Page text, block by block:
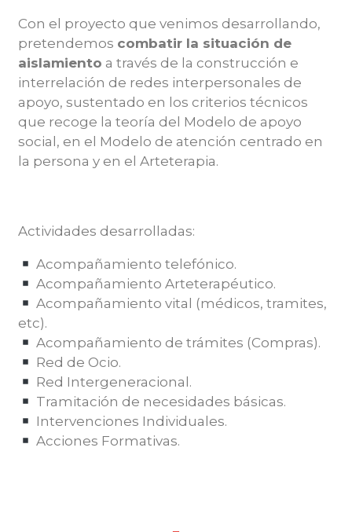
Con el proyecto que venimos desarrollando,
pretendemos combatir la situación de
aislamiento a través de la construcción e
interrelación de redes interpersonales de
apoyo, sustentado en los criterios técnicos
que recoge la teoría del Modelo de apoyo
social , en el Modelo de atención centrado en
la persona y en el Arteterapia.
Actividades desarrolladas:
Acompañamiento telefónico.
AcompañamientoArteterapéutico.
Acompañamiento vital (médicos, tramites,
etc).
Acompañamiento de trámites (Compras).
Red de Ocio.
Red Intergeneracional.
Tramitación de necesidades básicas.
Intervenciones Individuales.
Acciones Formativas.